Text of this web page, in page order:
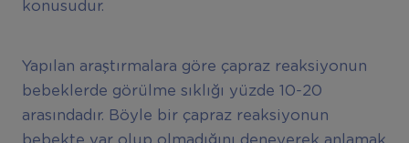
konusudur.
Yapılan araştırmalara göre çapraz reaksiyonun
bebeklerde görülme sıklığı yüzde 10-20
arasındadır. Böyle bir çapraz reaksiyonun